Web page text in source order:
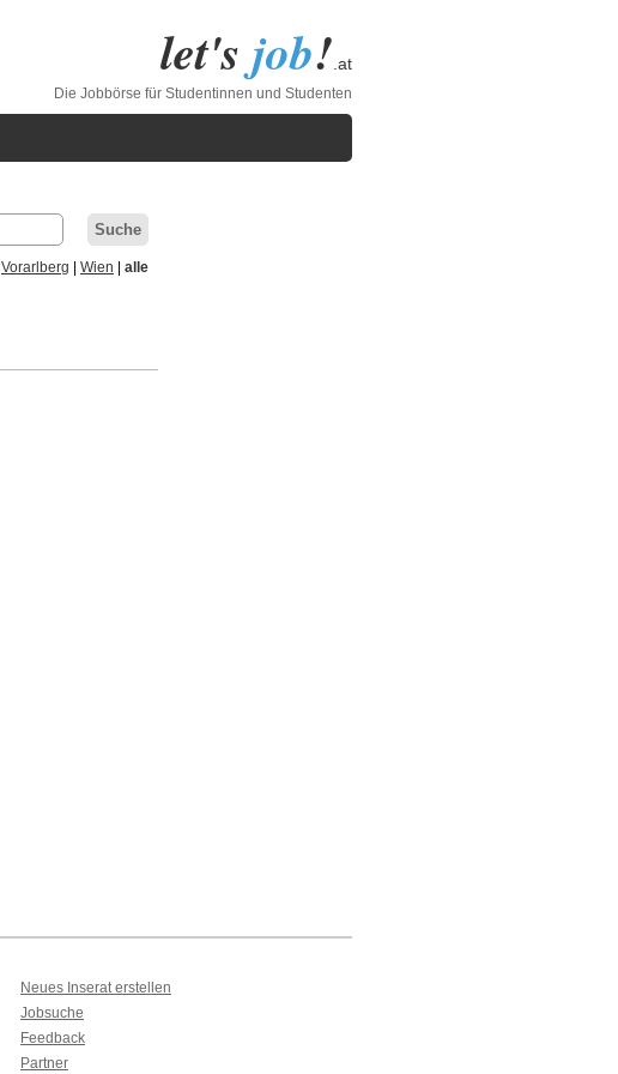
let's job! .at
Die Jobbörse für Studentinnen und Studenten
Suche
Vorarlberg Wien alle
Neues Inserat erstellen
Jobsuche
Feedback
Partner